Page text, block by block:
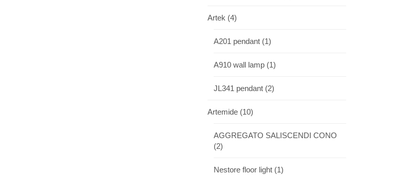
Artek (4)
A201 pendant (1)
A910 wall lamp (1)
JL341 pendant (2)
Artemide (10)
AGGREGATO SALISCENDI CONO
(2)
Nestore floor light (1)